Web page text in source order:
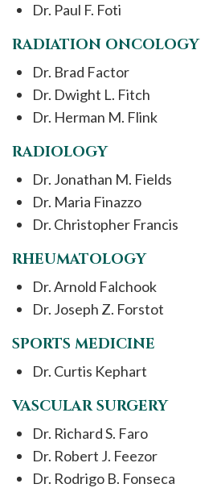
Dr. Paul F. Foti
RADIATION ONCOLOGY
Dr. Brad Factor
Dr. Dwight L. Fitch
Dr. Herman M. Flink
RADIOLOGY
Dr. Jonathan M. Fields
Dr. Maria Finazzo
Dr. Christopher Francis
RHEUMATOLOGY
Dr. Arnold Falchook
Dr. Joseph Z. Forstot
SPORTS MEDICINE
Dr. Curtis Kephart
VASCULAR SURGERY
Dr. Richard S. Faro
Dr. Robert J. Feezor
Dr. Rodrigo B. Fonseca